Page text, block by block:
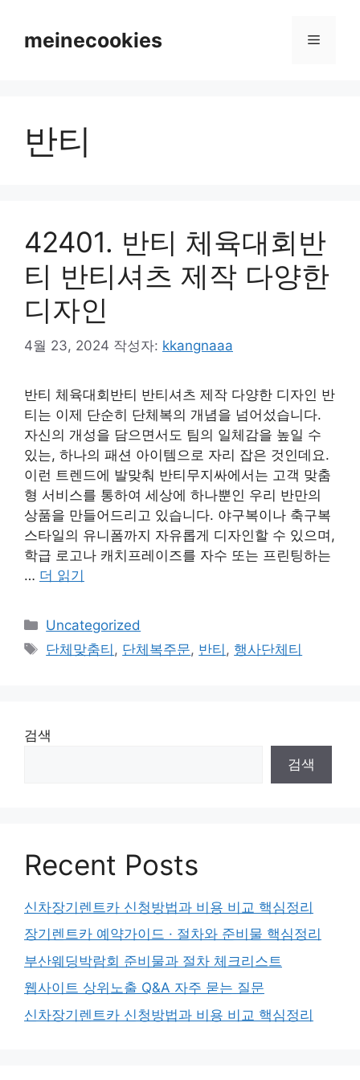
meinecookies 메
반티
42401. 반티 체육대회반
티 반티셔츠 제작 다양한
디자인
4월 23, 2024 작성자: kkangnaaa
반티 체육대회반티 반티셔츠 제작 다양한 디자인 반
티는 이제 단순히 단체복의 개념을 넘어섰습니다.
자신의 개성을 담으면서도 팀의 일체감을 높일 수
있는, 하나의 패션 아이템으로 자리 잡은 것인데요.
이런 트렌드에 발맞춰 반티무지싸에서는 고객 맞춤
형 서비스를 통하여 세상에 하나뿐인 우리 반만의
상품을 만들어드리고 있습니다. 야구복이나 축구복
스타일의 유니폼까지 자유롭게 디자인할 수 있으며,
학급 로고나 캐치프레이즈를 자수 또는 프린팅하는
… 더 읽기
카
테
Uncategorized
태
단체맞춤티 , 단체복주문, 반티 , 행사단체티
검색
검색
Recent Posts
신차장기렌트카 신청방법과 비용 비교 핵심정리
장기렌트카 예약가이드 · 절차와 준비물 핵심정리
부산웨딩박람회 준비물과 절차 체크리스트
웹사이트 상위노출 Q&A 자주 묻는 질문
신차장기렌트카 신청방법과 비용 비교 핵심정리